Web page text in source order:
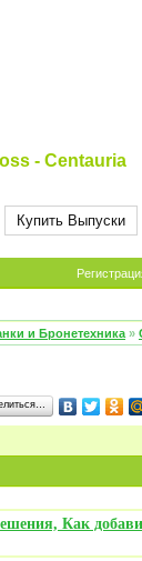
- Centauria
Купить Выпуски
и Бронетехника »
Как